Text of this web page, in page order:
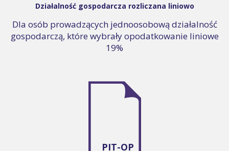
Działalność gospodarcza rozliczana liniowo
Dla osób prowadzących jednoosobową działalność
gospodarczą, które wybrały opodatkowanie liniowe
19%
PIT-OP